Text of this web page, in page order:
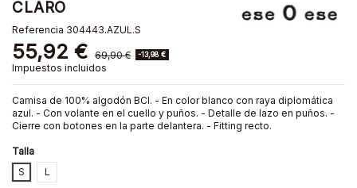
CLARO
Referencia 304443.AZUL.S
55,92 € 69,90 € -13,98 €
Impuestos incluidos
Camisa de 100% algodón BCI. - En color blanco con raya diplomática
azul. - Con volante en el cuello y puños. - Detalle de lazo en puños. -
Cierre con botones en la parte delantera. - Fitting recto.
Talla
S
L